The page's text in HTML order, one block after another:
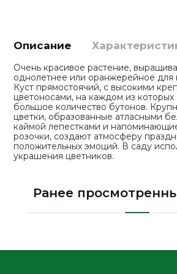
Описание
Очень красивое растение,
однолетнее или оранжерейное для
Куст прямостоячий, с высокими
цветоносами, на каждом из которых
большое количество бутонов.
цветки, образованные атласными
каймой лепестками и
розочки, создают атмосферу
положительных эмоций. В саду
украшения цветников.
Ранее